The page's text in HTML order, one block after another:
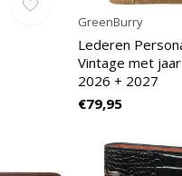
GreenBurry
Lederen
Vintage met
2026 + 2027
€79,95